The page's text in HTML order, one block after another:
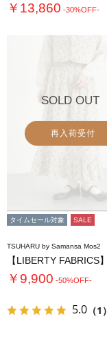
￥13,860 -30%OFF-
SOLD OUT
再入荷受付
タイムセール対象 SALE
TSUHARU by Samansa Mos2
￥9,900 -50%OFF-
5.0 （1）